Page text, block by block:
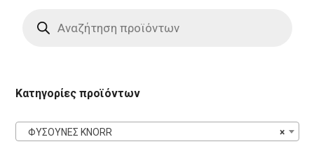
search
Κατηγορίες προϊόντων
×
ΦΥΣΟΥΝΕΣ KNORR